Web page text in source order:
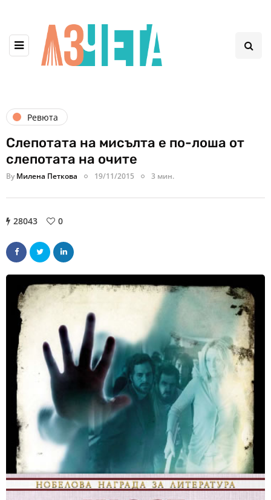
Ревюта
Слепотата на мисълта е по-лоша от
слепотата на очите
By Милена Петкова 19/11/2015 3 мин.
28043 0